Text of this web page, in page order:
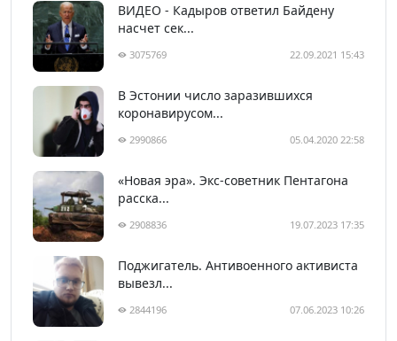
ВИДЕО - Кадыров ответил Байдену
насчет сек...
3075769 22.09.2021 15:43
В Эстонии число заразившихся
коронавирусом...
2990866 05.04.2020 22:58
«Новая эра». Экс-советник Пентагона
расска...
2908836 19.07.2023 17:35
Поджигатель. Антивоенного активиста
вывезл...
2844196 07.06.2023 10:26